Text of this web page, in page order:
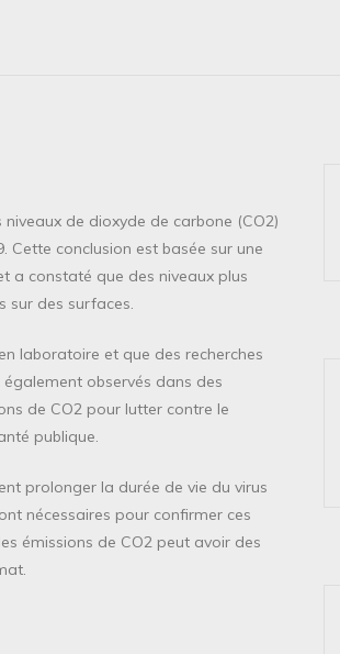
de dioxyde de carbone (CO2)
Cette conclusion est basée sur une
a constaté que des niveaux plus
sur des surfaces.
laboratoire et que des recherches
observés dans des
de CO2 pour lutter contre le
publique.
prolonger la durée de vie du virus
nécessaires pour confirmer ces
émissions de CO2 peut avoir des